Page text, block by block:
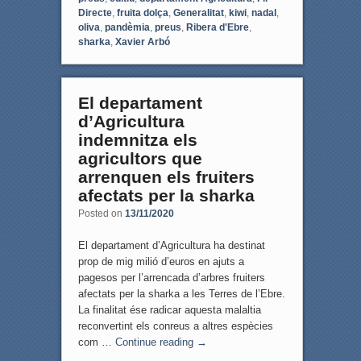
Directe, fruita dolça, Generalitat, kiwi, nadal ,
oliva, pandèmia, preus, Ribera d'Ebre,
sharka, Xavier Arbó
El departament
d’Agricultura
indemnitza els
agricultors que
arrenquen els fruiters
afectats per la sharka
Posted on 13/11/2020
El departament d’Agricultura ha destinat
prop de mig milió d’euros en ajuts a
pagesos per l’arrencada d’arbres fruiters
afectats per la sharka a les Terres de l’Ebre.
La finalitat ése radicar aquesta malaltia
reconvertint els conreus a altres espècies
com … Continue reading →